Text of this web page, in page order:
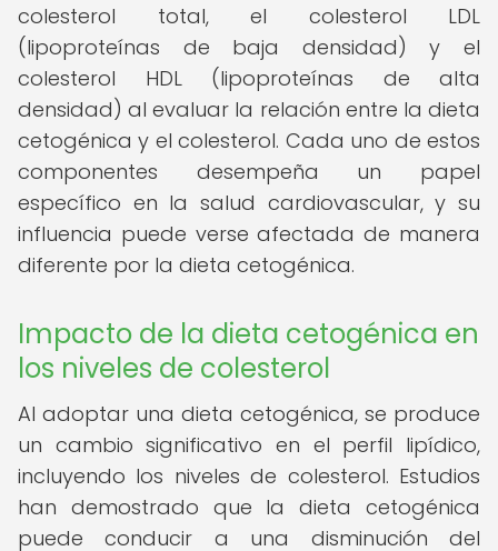
colesterol total, el colesterol LDL
(lipoproteínas de baja densidad) y el
colesterol HDL (lipoproteínas de alta
densidad) al evaluar la relación entre la dieta
cetogénica y el colesterol. Cada uno de estos
componentes desempeña un papel
específico en la salud cardiovascular, y su
influencia puede verse afectada de manera
diferente por la dieta cetogénica.
Impacto de la dieta cetogénica en
los niveles de colesterol
Al adoptar una dieta cetogénica, se produce
un cambio significativo en el perfil lipídico,
incluyendo los niveles de colesterol. Estudios
han demostrado que la dieta cetogénica
puede conducir a una disminución del